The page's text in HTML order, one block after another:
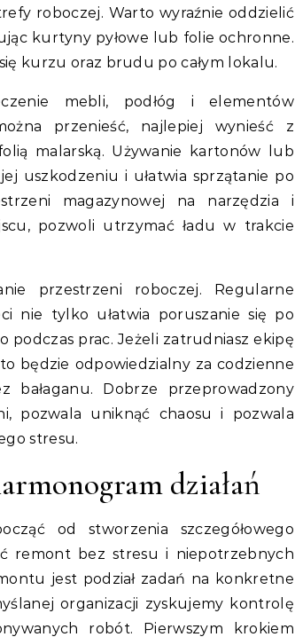
roboczej. Warto wyraźnie oddzielić
kurtyny pyłowe lub folie ochronne.
kurzu oraz brudu po całym lokalu.
mebli, podłóg i elementów
przenieść, najlepiej wynieść z
malarską. Używanie kartonów lub
uszkodzeniu i ułatwia sprzątanie po
magazynowej na narzędzia i
pozwoli utrzymać ładu w trakcie
przestrzeni roboczej. Regularne
nie tylko ułatwia poruszanie się po
podczas prac. Jeżeli zatrudniasz ekipę
będzie odpowiedzialny za codzienne
Dobrze przeprowadzony
pozwala uniknąć chaosu i pozwala
stresu.
działań
od stworzenia szczegółowego
remont bez stresu i niepotrzebnych
jest podział zadań na konkretne
organizacji zyskujemy kontrolę
robót. Pierwszym krokiem